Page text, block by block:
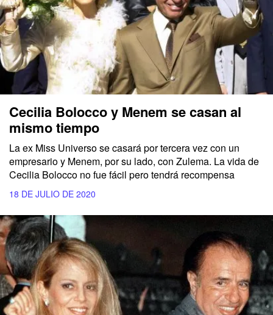
Cecilia Bolocco y Menem se casan al
mismo tiempo
La ex Miss Universo se casará por tercera vez con un
empresario y Menem, por su lado, con Zulema. La vida de
Cecilia Bolocco no fue fácil pero tendrá recompensa
18 DE JULIO DE 2020